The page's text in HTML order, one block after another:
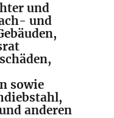
und
und
sowie
anderen